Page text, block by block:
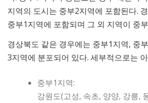
지역의 도시는 중부2지역에 포함된다.
중부1지역에 포함되며 그 외 지역이 중
경상북도 같은 경우에는 중부1지역, 중
3지역에 분포되어 있다. 세부적으로는
중부1지역:
강원도(고성, 속초, 양양, 강릉,